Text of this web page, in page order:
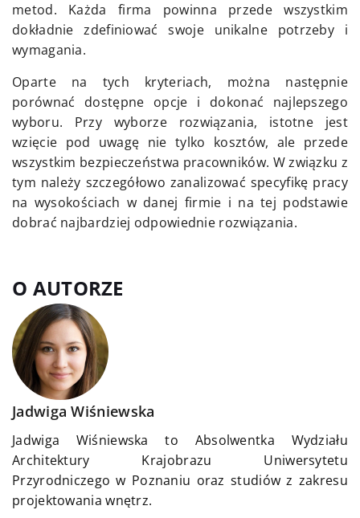
metod. Każda firma powinna przede wszystkim
dokładnie zdefiniować swoje unikalne potrzeby i
wymagania.
Oparte na tych kryteriach, można następnie
porównać dostępne opcje i dokonać najlepszego
wyboru. Przy wyborze rozwiązania, istotne jest
wzięcie pod uwagę nie tylko kosztów, ale przede
wszystkim bezpieczeństwa pracowników. W związku z
tym należy szczegółowo zanalizować specyfikę pracy
na wysokościach w danej firmie i na tej podstawie
dobrać najbardziej odpowiednie rozwiązania.
O AUTORZE
Jadwiga Wiśniewska
Jadwiga Wiśniewska to Absolwentka Wydziału
Architektury Krajobrazu Uniwersytetu
Przyrodniczego w Poznaniu oraz studiów z zakresu
projektowania wnętrz.